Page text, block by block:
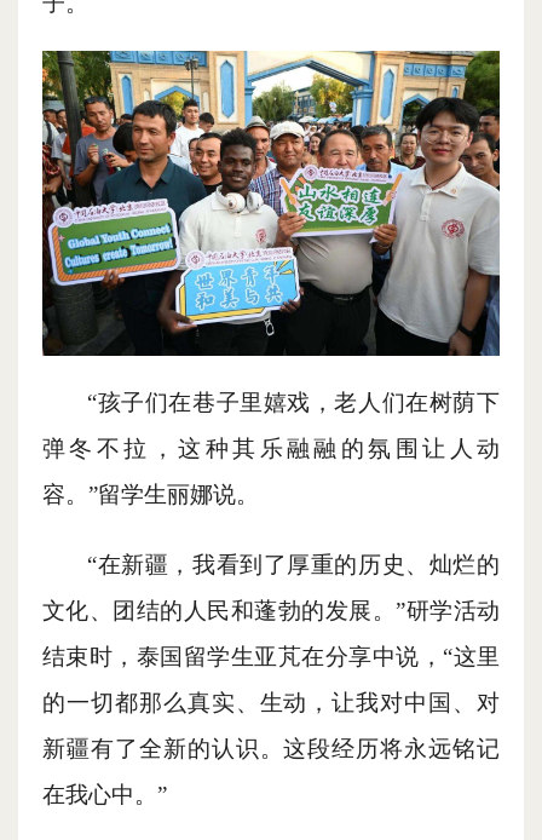
“孩子们在巷子里嬉戏，老人们在树荫下
弹冬不拉，这种其乐融融的氛围让人动
容。”留学生丽娜说。
“在新疆，我看到了厚重的历史、灿烂的
文化、团结的人民和蓬勃的发展。”研学活动
结束时，泰国留学生亚芃在分享中说，“这里
的一切都那么真实、生动，让我对中国、对
新疆有了全新的认识。这段经历将永远铭记
在我心中。”